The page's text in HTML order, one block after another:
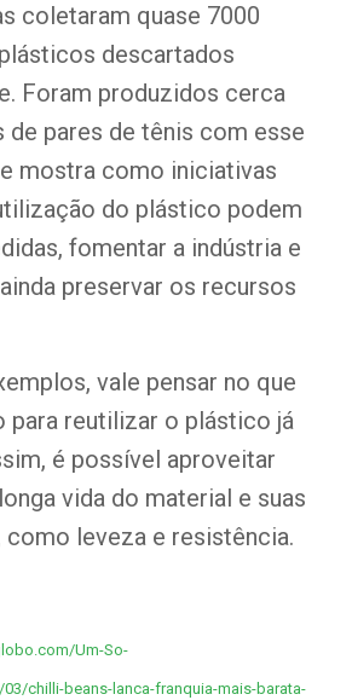
coletaram quase 7000
descartados
Foram produzidos cerca
de pares de tênis com esse
mostra como iniciativas
do plástico podem
fomentar a indústria e
preservar os recursos
vale pensar no que
para reutilizar o plástico já
é possível aproveitar
vida do material e suas
como leveza e resistência.
Um-So-
chilli-beans-lanca-franquia-mais-barata-